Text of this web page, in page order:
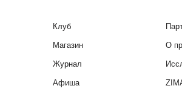
Клуб
Магазин
Журнал
Афиша
О